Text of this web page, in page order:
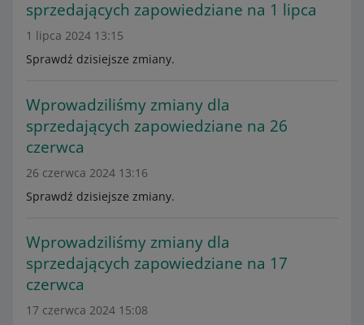
sprzedających zapowiedziane na 1 lipca
1 lipca 2024 13:15
Sprawdź dzisiejsze zmiany.
Wprowadziliśmy zmiany dla
sprzedających zapowiedziane na 26
czerwca
26 czerwca 2024 13:16
Sprawdź dzisiejsze zmiany.
Wprowadziliśmy zmiany dla
sprzedających zapowiedziane na 17
czerwca
17 czerwca 2024 15:08